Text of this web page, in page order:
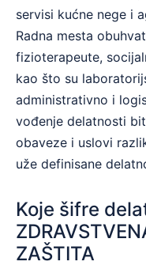
servisi kućne nege i
Radna mesta
fizioterapeute,
kao što su
administrativno i
vođenje delatnosti
obaveze i uslovi
užе definisane
Koje šifre
ZAŠTITA